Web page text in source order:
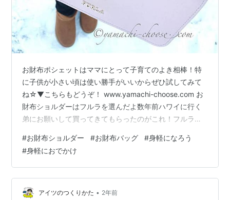
お財布ポシェットはママにとって子育てのよき相棒！特
に子供が小さい頃は使い勝手がいいからぜひ試してみて
ね☆▼こちらもどうぞ！ www.yamachi-choose.com お
財布ショルダーはフルラを選んだよ数年前ハワイに行く
弟にお願いして買ってきてもらったのがこれ！フルラの
ホームページに載ってないから廃盤になっちゃったのか
な？中古品か並行輸入でないと手に入らないかも・・・
再販されるといいのにね！▼お財布ショルダーがママに
人気の理由はこれ！ www.yamachi-choose.com お財布
ポシェットのデメリットはここだった・・・お財布ショ
#お財布ショルダー #お財布バッグ #身軽になろう
#身軽におでかけ
アイツのつくりかた • 2年前